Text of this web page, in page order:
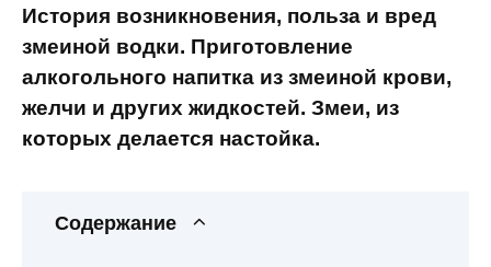
История возникновения, польза и вред
змеиной водки. Приготовление
алкогольного напитка из змеиной крови,
желчи и других жидкостей. Змеи, из
которых делается настойка.
Содержание